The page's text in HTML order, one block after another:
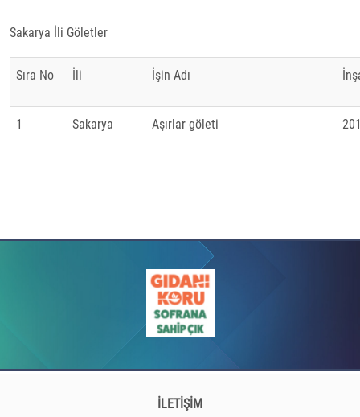
Sakarya İli Göletler
Sıra No İli İşin Adı
1 Sakarya Aşırlar göleti
İLETİŞİM